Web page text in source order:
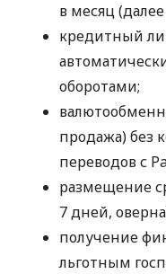
в месяц
кредитный
оборотами;
продажа) без
переводов с
размещение
7 дней,
получение
льготным